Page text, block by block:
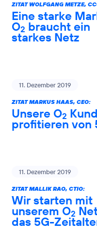
ZITAT WOLFGANG METZE,
Eine starke
O2 braucht ein
starkes Netz
11. Dezember 2019
ZITAT MARKUS HAAS, CEO:
Unsere O2
profitieren von
11. Dezember 2019
ZITAT MALLIK RAO, CTIO:
Wir starten mit
unserem O2
das 5G-